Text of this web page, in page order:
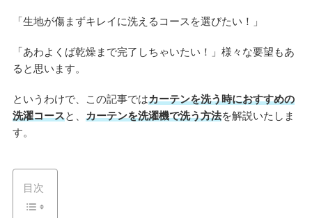
「生地が傷まずキレイに洗えるコースを選びたい！」
「あわよくば乾燥まで完了しちゃいたい！」様々な要望もあ
ると思います。
というわけで、この記事ではカーテンを洗う時におすすめの
洗濯コースと、 カーテンを洗濯機で洗う方法を解説いたしま
す。
目次